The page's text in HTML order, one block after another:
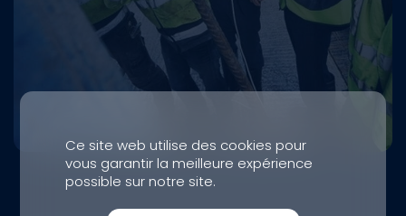
Ce site web utilise des cookies pour
vous garantir la meilleure expérience
possible sur notre site.